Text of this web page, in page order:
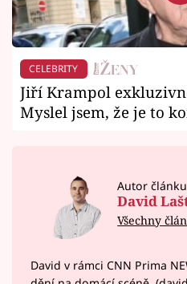
CELEBRITY
Jiří Krampol
Myslel jsem, že je to
Autor článku
David
Všechny
David v rámci CNN Prima